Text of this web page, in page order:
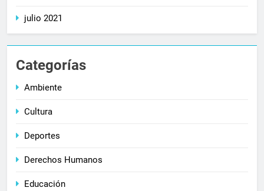
julio 2021
Categorías
Ambiente
Cultura
Deportes
Derechos Humanos
Educación